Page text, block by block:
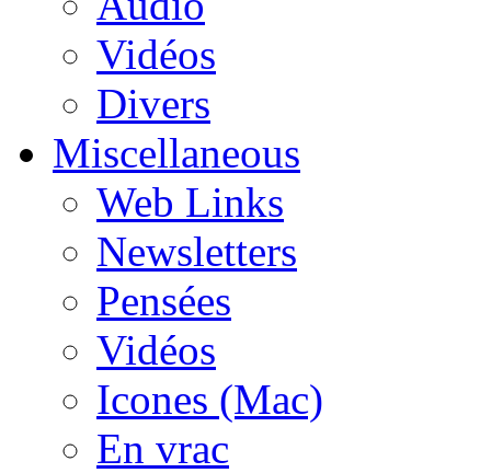
Vidéos
Divers
Miscellaneous
Web Links
Newsletters
Pensées
Vidéos
Icones (Mac)
En vrac